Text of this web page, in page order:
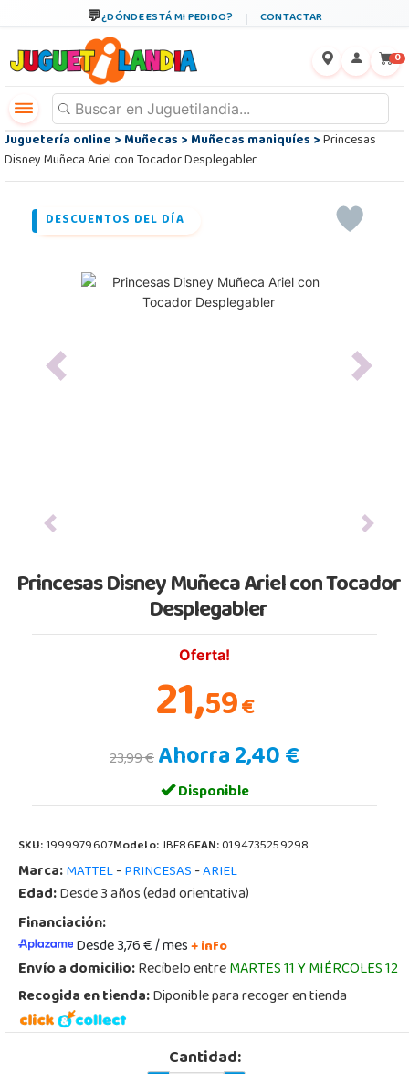
¿DÓNDE ESTÁ MI PEDIDO? CONTACTAR
0
Juguetería online>Muñecas>Muñecas maniquíes>Princesas
Disney Muñeca Ariel con Tocador Desplegabler
DESCUENTOS DEL DÍA
Previous Next
Previous Next
Princesas Disney Muñeca Ariel con Tocador
Desplegabler
Oferta!
21,59€
23,99 €Ahorra 2,40 €
Disponible
SKU:1999979607Modelo:JBF86EAN:0194735259298
Marca:MATTEL-PRINCESAS-ARIEL
Edad:Desde 3 años (edad orientativa)
Financiación:
Desde 3,76 € / mes+ info
Envío a domicilio:Recíbelo entreMARTES 11 Y MIÉRCOLES 12
Recogida en tienda:Diponible para recoger en tienda
Cantidad: